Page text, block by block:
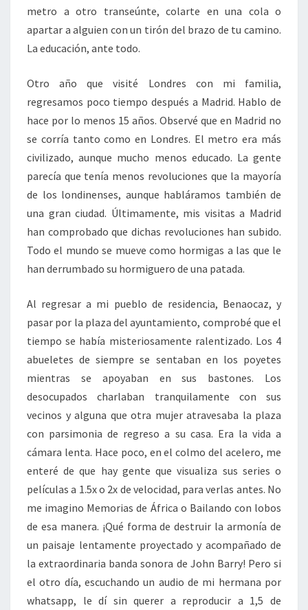
metro a otro transeúnte, colarte en una cola o
apartar a alguien con un tirón del brazo de tu camino.
La educación, ante todo.
Otro año que visité Londres con mi familia,
regresamos poco tiempo después a Madrid. Hablo de
hace por lo menos 15 años. Observé que en Madrid no
se corría tanto como en Londres. El metro era más
civilizado, aunque mucho menos educado. La gente
parecía que tenía menos revoluciones que la mayoría
de los londinenses, aunque habláramos también de
una gran ciudad. Últimamente, mis visitas a Madrid
han comprobado que dichas revoluciones han subido.
Todo el mundo se mueve como hormigas a las que le
han derrumbado su hormiguero de una patada.
Al regresar a mi pueblo de residencia, Benaocaz, y
pasar por la plaza del ayuntamiento, comprobé que el
tiempo se había misteriosamente ralentizado. Los 4
abueletes de siempre se sentaban en los poyetes
mientras se apoyaban en sus bastones. Los
desocupados charlaban tranquilamente con sus
vecinos y alguna que otra mujer atravesaba la plaza
con parsimonia de regreso a su casa. Era la vida a
cámara lenta. Hace poco, en el colmo del acelero, me
enteré de que hay gente que visualiza sus series o
películas a 1.5x o 2x de velocidad, para verlas antes. No
me imagino Memorias de África o Bailando con lobos
de esa manera. ¡Qué forma de destruir la armonía de
un paisaje lentamente proyectado y acompañado de
la extraordinaria banda sonora de John Barry! Pero si
el otro día, escuchando un audio de mi hermana por
whatsapp, le dí sin querer a reproducir a 1,5 de